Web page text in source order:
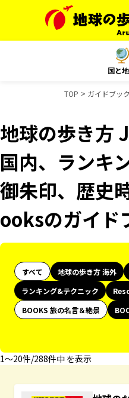
国と
TOP ガイドブック
地球の歩き方
国内、ランキ
御朱印、歴史
ooksのガイド
すべて 地球の歩き方 海外
ランキング&テクニック
BOOKS 旅の名言＆絶景
1〜20件/288件中 を表示